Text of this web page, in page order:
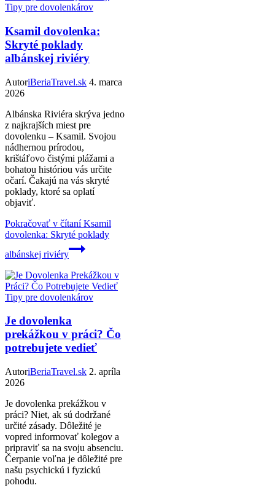
Tipy pre dovolenkárov
Ksamil dovolenka:
Skryté poklady
albánskej riviéry
AutoriBeriaTravel.sk 4. marca
2026
Albánska Riviéra skrýva jedno
z najkrajších miest pre
dovolenku – Ksamil. Svojou
nádhernou prírodou,
krištáľovo čistými plážami a
bohatou históriou vás určite
očarí. Čakajú na vás skryté
poklady, ktoré sa oplatí
objaviť.
Pokračovať v čítaníKsamil
dovolenka: Skryté poklady
albánskej riviéry
Tipy pre dovolenkárov
Je dovolenka
prekážkou v práci? Čo
potrebujete vedieť
AutoriBeriaTravel.sk 2. apríla
2026
Je dovolenka prekážkou v
práci? Niet, ak sú dodržané
určité zásady. Dôležité je
vopred informovať kolegov a
pripraviť sa na svoju absenciu.
Čerpanie voľna je dôležité pre
našu psychickú i fyzickú
pohodu.